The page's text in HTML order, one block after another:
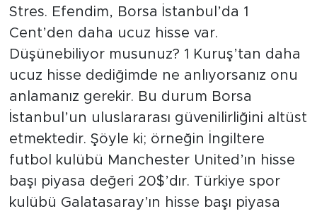
Stres. Efendim, Borsa İstanbul’da 1
Cent’den daha ucuz hisse var.
Düşünebiliyor musunuz? 1 Kuruş’tan daha
ucuz hisse dediğimde ne anlıyorsanız onu
anlamanız gerekir. Bu durum Borsa
İstanbul’un uluslararası güvenilirliğini altüst
etmektedir. Şöyle ki; örneğin İngiltere
futbol kulübü Manchester United’ın hisse
başı piyasa değeri 20$’dır. Türkiye spor
kulübü Galatasaray’ın hisse başı piyasa